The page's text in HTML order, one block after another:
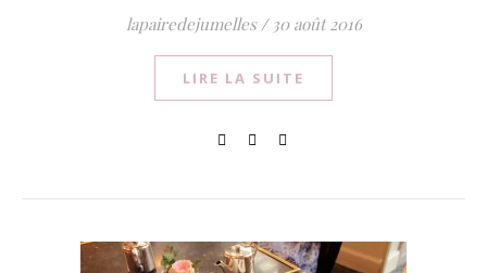
lapairedejumelles / 30 août 2016
LIRE LA SUITE